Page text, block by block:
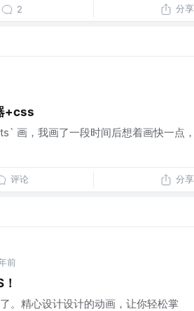
2 分享
+css
画，我画了一段时间后想着画快一点
评论 分享
前
。精心设计设计的动画，让你轻松掌